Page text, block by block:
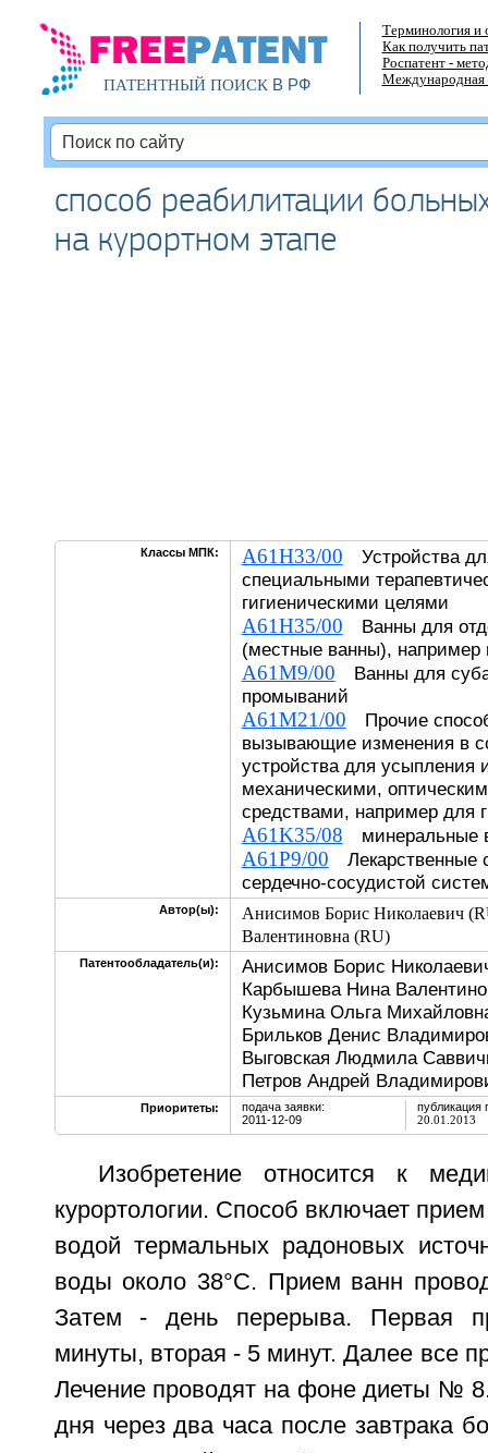
ПАТЕНТНЫЙ ПОИСКВ РФ
Терминология и
Как получить
Роспатент -
Международная
способ реабилитации
на курортном этапе
Классы МПК: A61H33/00 Устройства
специальными
гигиеническими целями
A61H35/00 Ванны для
(местные ванны), например
A61M9/00 Ванны для
промываний
A61M21/00 Прочие
вызывающие изменения в
устройства для усыпления
механическими,
средствами, например для
A61K35/08 минеральные
A61P9/00 Лекарственные
сердечно-сосудистой
Автор(ы):
Анисимов Борис Николаевич
Валентиновна (RU)
Патентообладатель(и):
Анисимов Борис
Карбышева Нина
Кузьмина Ольга
Брильков Денис
Выговская Людмила
Петров Андрей
Приоритеты:
подача заявки:
2011-12-09
публикация
20.01.2013
Изобретение относится к
курортологии. Способ включает
водой термальных радоновых
воды около 38°С. Прием ванн
Затем - день перерыва. Первая
минуты, вторая - 5 минут. Далее все
Лечение проводят на фоне диеты №
дня через два часа после завтрака